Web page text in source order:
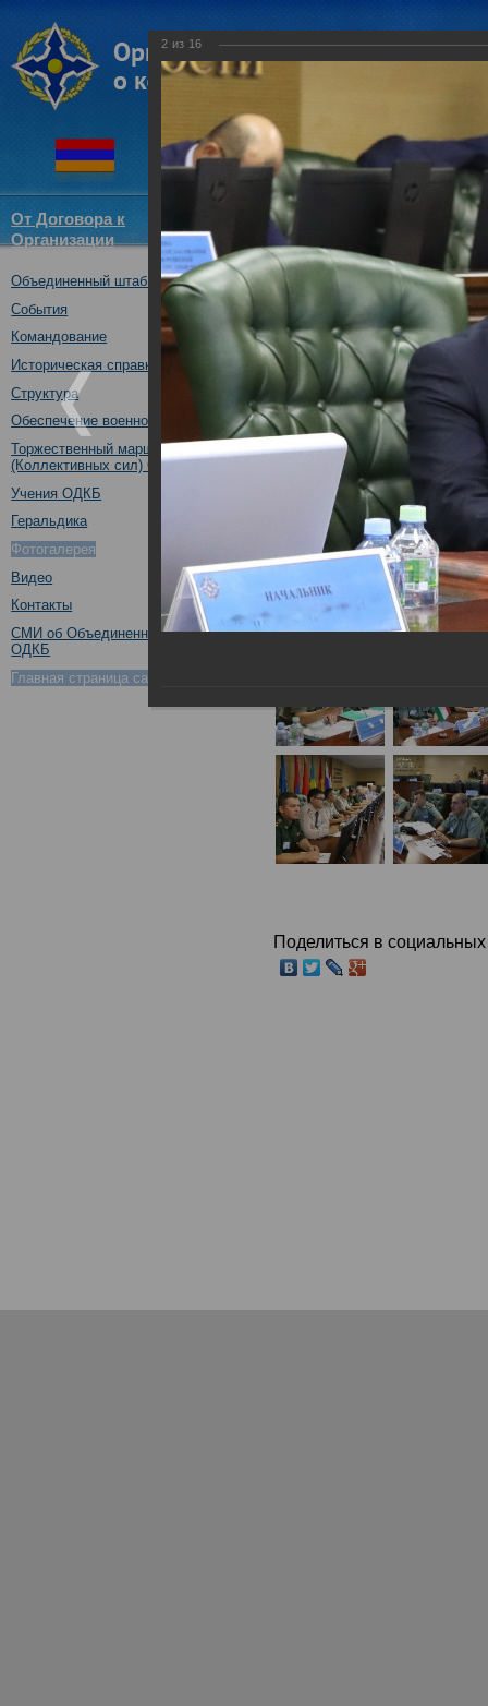
От Договора к
Организации
Структура
Новости
Объединенный штаб ОДКБ
События
Командование
Историческая справка
Структура
Обеспечение военной безопасности
Торжественный марш Войск
(Коллективных сил) ОДКБ
Учения ОДКБ
Геральдика
Фотогалерея
Видео
Контакты
СМИ об Объединенном штабе
ОДКБ
Главная страница сайта ОДКБ
Стратегическая
формированию и
коллективной
регионе
06.09.2018
Поделиться в социальных
2 из 16